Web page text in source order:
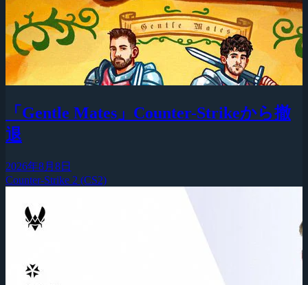
「Gentle Mates」Counter-Strikeから撤
退
2026年8月8日
Counter-Strike 2 (CS2)